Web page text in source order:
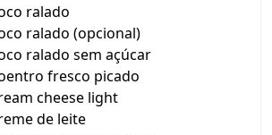
ralado
ralado (opcional)
ralado sem açúcar
fresco picado
cheese light
de leite